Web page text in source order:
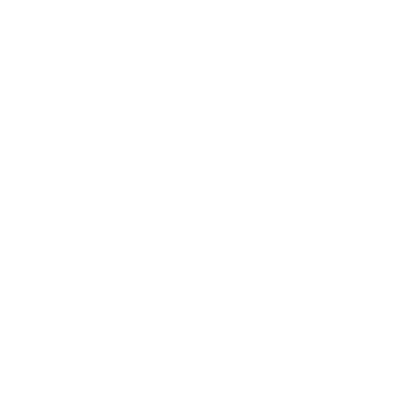
nicht im Interesse Afrikas sein, dass die besten Leute das Land
ausbreiten und ausschließlich egoistische Ziele verfolgen.
hausgemachten Probleme Afrikas hinweist. Afrikas Staaten
müssen.
im Detail